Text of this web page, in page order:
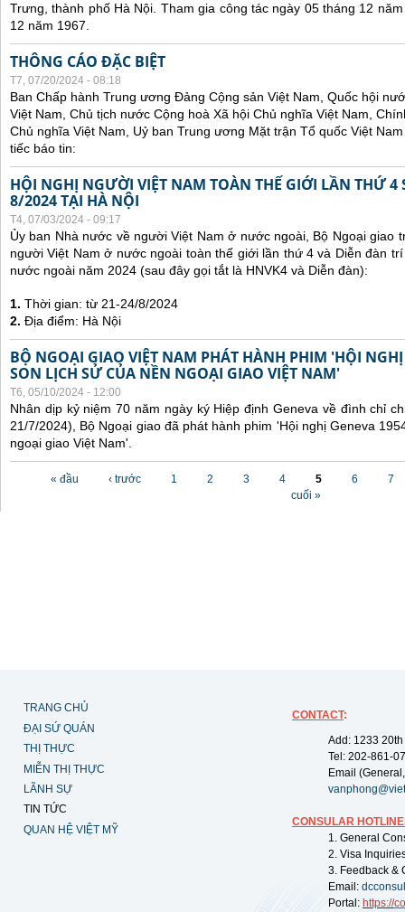
Trưng, thành phố Hà Nội. Tham gia công tác ngày 05 tháng 12
12 năm 1967.
THÔNG CÁO ĐẶC BIỆT
T7, 07/20/2024 - 08:18
Ban Chấp hành Trung ương Đảng Cộng sản Việt Nam, Quốc hội
Việt Nam, Chủ tịch nước Cộng hoà Xã hội Chủ nghĩa Việt Nam,
Chủ nghĩa Việt Nam, Uỷ ban Trung ương Mặt trận Tổ quốc Việt
tiếc báo tin:
HỘI NGHỊ NGƯỜI VIỆT NAM TOÀN THẾ GIỚI LẦN THỨ 4
8/2024 TẠI HÀ NỘI
T4, 07/03/2024 - 09:17
Ủy ban Nhà nước về người Việt Nam ở nước ngoài, Bộ Ngoại giao
người Việt Nam ở nước ngoài toàn thế giới lần thứ 4 và Diễn đàn
nước ngoài năm 2024 (sau đây gọi tắt là HNVK4 và Diễn đàn):
1. Thời gian: từ 21-24/8/2024
2. Địa điểm: Hà Nội
BỘ NGOẠI GIAO VIỆT NAM PHÁT HÀNH PHIM 'HỘI
SON LỊCH SỬ CỦA NỀN NGOẠI GIAO VIỆT NAM'
T6, 05/10/2024 - 12:00
Nhân dịp kỷ niệm 70 năm ngày ký Hiệp định Geneva về đình chỉ
21/7/2024), Bộ Ngoại giao đã phát hành phim 'Hội nghị Geneva
ngoại giao Việt Nam'.
« đầu ‹ trước 1 2 3 4 5 6
7
cuối »
TRANG CHỦ
ĐẠI SỨ QUÁN
THỊ THỰC
MIỄN THỊ THỰC
LÃNH SỰ
TIN TỨC
QUAN HỆ VIỆT MỸ
CONTACT:
Add: 1233
Tel: 202-861-
Email
CONSULAR
1. General
2. Visa
3. Feedback &
Email:
Portal: https://